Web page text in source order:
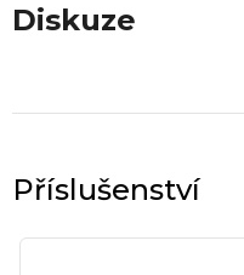
Diskuze